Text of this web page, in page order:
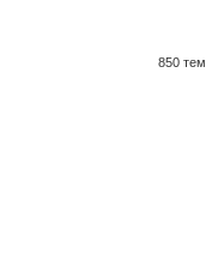
850 тем